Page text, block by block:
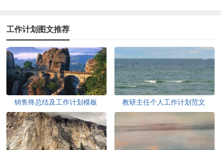
工作计划图文推荐
销售终总结及工作计划模板 教研主任个人工作计划范文